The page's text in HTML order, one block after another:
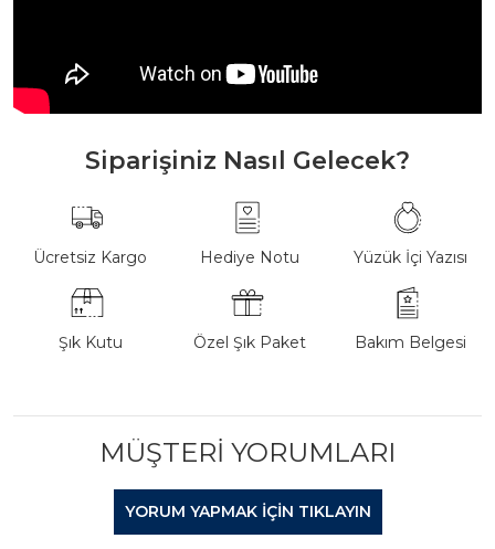
Siparişiniz Nasıl Gelecek?
Ücretsiz Kargo Hediye Notu Yüzük İçi Yazısı
Şık Kutu Özel Şık Paket Bakım Belgesi
MÜŞTERI YORUMLARI
YORUM YAPMAK IÇIN TIKLAYIN